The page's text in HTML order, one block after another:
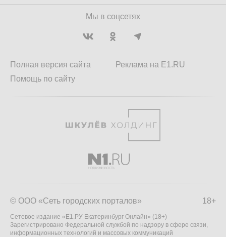
Мы в соцсетях
Полная версия сайта
Помощь по сайту
Реклама на E1.RU
18+
© ООО «Сеть городских порталов»
Сетевое издание «Е1.РУ Екатеринбург Онлайн» (18+)
Зарегистрировано Федеральной службой по надзору в сфере связи,
информационных технологий и массовых коммуникаций